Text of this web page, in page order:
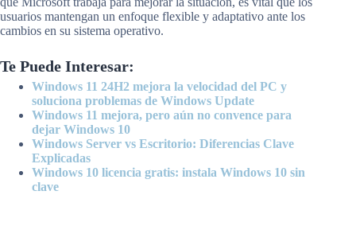
usuarios mantengan un enfoque flexible y adaptativo ante los
cambios en su sistema operativo.
Te Puede Interesar:
Windows 11 24H2 mejora la velocidad del PC y
soluciona problemas de Windows Update
Windows 11 mejora, pero aún no convence para
dejar Windows 10
Windows Server vs Escritorio: Diferencias Clave
Explicadas
Windows 10 licencia gratis: instala Windows 10 sin
clave